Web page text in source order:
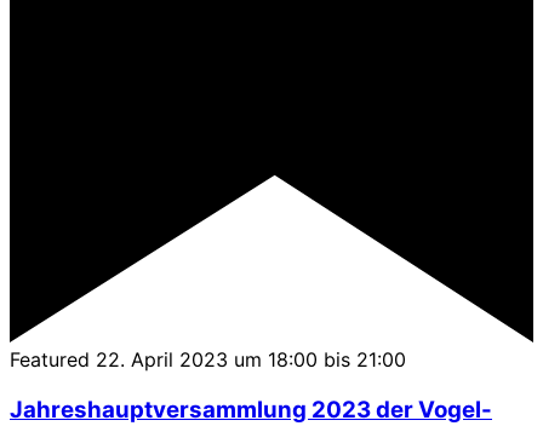
Featured 22. April 2023 um 18:00 bis 21:00
Jahreshauptversammlung 2023 der Vogel-